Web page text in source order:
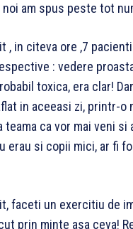
am spus peste tot
, in citeva ore ,7
: vedere
toxica, era clar!
in aceeasi zi, printr-o
ca vor mai veni
erau si copii mici, ar fi
faceti un exercitiu de
prin minte asa ceva!